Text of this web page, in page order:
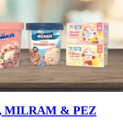
MILRAM & PEZ